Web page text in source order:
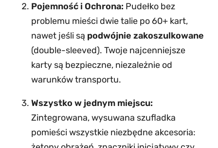
Pojemność i Ochrona: Pudełko bez
problemu mieści dwie talie po 60+ kart,
nawet jeśli są podwójnie zakoszulkowane
(double-sleeved). Twoje najcenniejsze
karty są bezpieczne, niezależnie od
warunków transportu.
Wszystko w jednym miejscu:
Zintegrowana, wysuwana szufladka
pomieści wszystkie niezbędne akcesoria: